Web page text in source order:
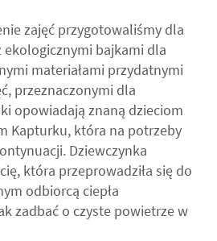
zajęć przygotowaliśmy dla
ekologicznymi bajkami dla
materiałami przydatnymi
przeznaczonymi dla
opowiadają znaną dzieciom
Kapturku, która na potrzeby
Dziewczynka
która przeprowadziła się do
odbiorcą ciepła
zadbać o czyste powietrze w